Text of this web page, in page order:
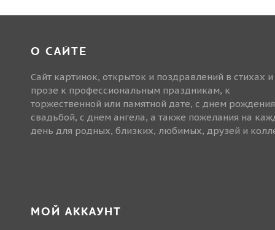
О САЙТЕ
Сайт картинок, открыток и поздравлений в стихах и
прозе к профессиональным праздникам, к
торжественной или памятной дате, с днем
свадьбой, с днем ангела, а также пожелания на
день для родных, близких, любимых, друзей и
МОЙ АККАУНТ